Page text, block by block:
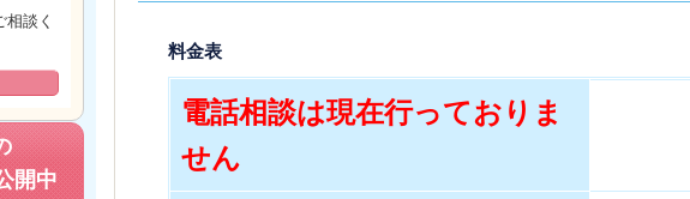
料金表
電話相談は現在行っておりま
せん
談く
開中